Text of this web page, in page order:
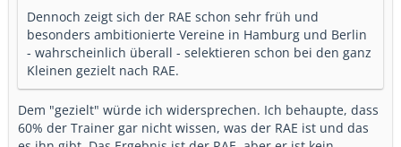
Dennoch zeigt sich der RAE schon sehr früh und
besonders ambitionierte Vereine in Hamburg und Berlin
- wahrscheinlich überall - selektieren schon bei den ganz
Kleinen gezielt nach RAE.
Dem "gezielt" würde ich widersprechen. Ich behaupte, dass
60% der Trainer gar nicht wissen, was der RAE ist und das